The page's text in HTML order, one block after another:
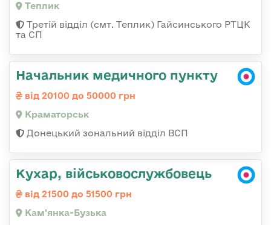
Теплик
Третій відділ (смт. Теплик) Гайсинського РТЦК
та СП
Начальник медичного пункту
від 20100 до 50000 грн
Краматорськ
Донецький зональний відділ ВСП
Кухар, військовослужбовець
від 21500 до 51500 грн
Кам'янка-Бузька